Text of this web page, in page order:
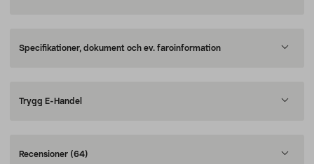
Specifikationer, dokument och ev. faroinformation
Trygg E-Handel
Recensioner (64)